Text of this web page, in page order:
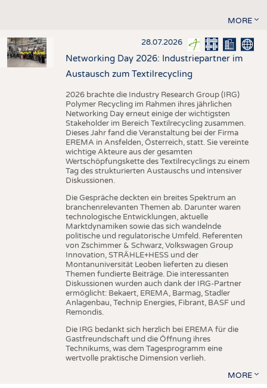
MORE
28.07.2026
Networking Day 2026: Industriepartner im
Austausch zum Textilrecycling
2026 brachte die Industry Research Group (IRG)
Polymer Recycling im Rahmen ihres jährlichen
Networking Day erneut einige der wichtigsten
Stakeholder im Bereich Textilrecycling zusammen.
Dieses Jahr fand die Veranstaltung bei der Firma
EREMA in Ansfelden, Österreich, statt. Sie vereinte
wichtige Akteure aus der gesamten
Wertschöpfungskette des Textilrecyclings zu einem
Tag des strukturierten Austauschs und intensiver
Diskussionen.
Die Gespräche deckten ein breites Spektrum an
branchenrelevanten Themen ab. Darunter waren
technologische Entwicklungen, aktuelle
Marktdynamiken sowie das sich wandelnde
politische und regulatorische Umfeld. Referenten
von Zschimmer & Schwarz, Volkswagen Group
Innovation, STRÄHLE+HESS und der
Montanuniversität Leoben lieferten zu diesen
Themen fundierte Beiträge. Die interessanten
Diskussionen wurden auch dank der IRG-Partner
ermöglicht: Bekaert, EREMA, Barmag, Stadler
Anlagenbau, Technip Energies, Fibrant, BASF und
Remondis.
Die IRG bedankt sich herzlich bei EREMA für die
Gastfreundschaft und die Öffnung ihres
Technikums, was dem Tagesprogramm eine
wertvolle praktische Dimension verlieh.
MORE